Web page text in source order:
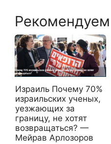
Рекомендуем
Израиль Почему 70%
израильских ученых,
уезжающих за
границу, не хотят
возвращаться? —
Мейрав Арлозоров